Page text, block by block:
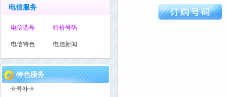
电信服务
电信选号 特价号码
电信特色 电信新闻
特色服务
卡号补卡